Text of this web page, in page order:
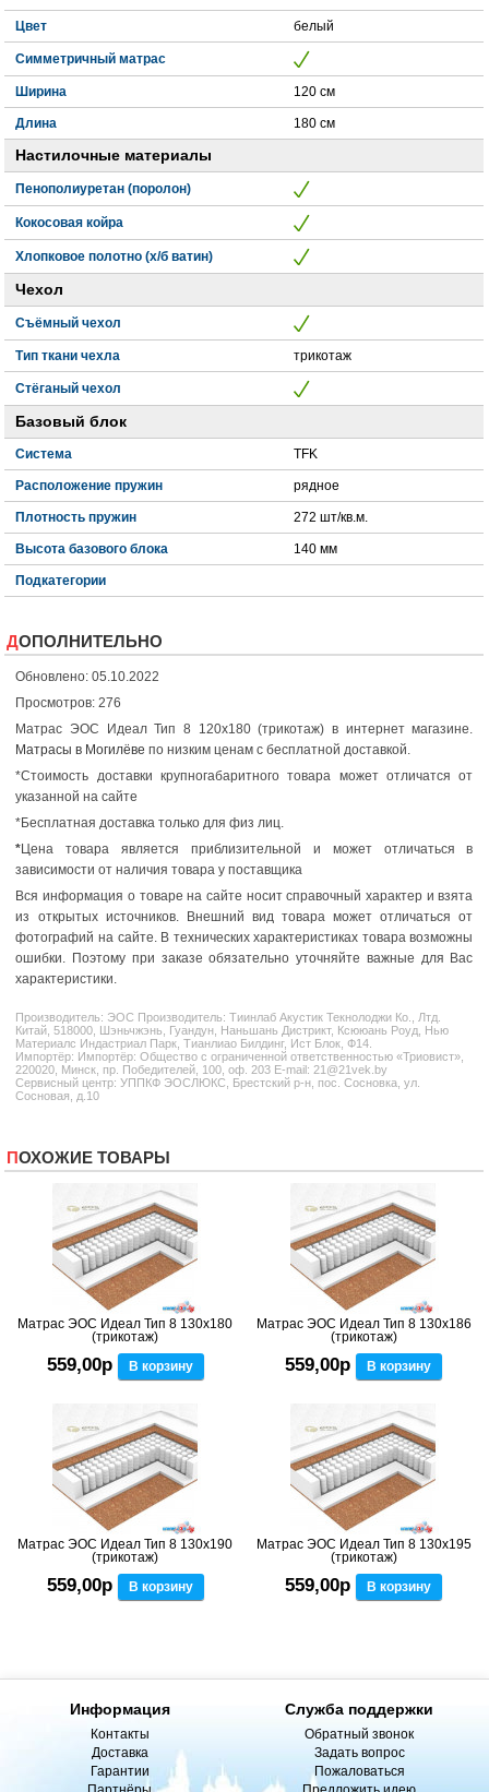
Цвет белый
Симметричный матрас
Ширина 120 см
Длина 180 см
Настилочные материалы
Пенополиуретан (поролон)
Кокосовая койра
Хлопковое полотно (х/б ватин)
Чехол
Съёмный чехол
Тип ткани чехла трикотаж
Стёганый чехол
Базовый блок
Система TFK
Расположение пружин рядное
Плотность пружин 272 шт/кв.м.
Высота базового блока 140 мм
Подкатегории
ДОПОЛНИТЕЛЬНО
Обновлено: 05.10.2022
Просмотров: 276
Матрас ЭОС Идеал Тип 8 120x180 (трикотаж) в интернет магазине.
Матрасы в Могилёве по низким ценам с бесплатной доставкой.
*Стоимость доставки крупногабаритного товара может отличатся от
указанной на сайте
*Бесплатная доставка только для физ лиц.
*Цена товара является приблизительной и может отличаться в
зависимости от наличия товара у поставщика
Вся информация о товаре на сайте носит справочный характер и взята
из открытых источников. Внешний вид товара может отличаться от
фотографий на сайте. В технических характеристиках товара возможны
ошибки. Поэтому при заказе обязательно уточняйте важные для Вас
характеристики.
Производитель: ЭОС Производитель: Тиинлаб Акустик Текнолоджи Ко., Лтд.
Китай, 518000, Шэньчжэнь, Гуандун, Наньшань Дистрикт, Ксююань Роуд, Нью
Материалс Индастриал Парк, Тианлиао Билдинг, Ист Блок, Ф14.
Импортёр: Импортёр: Общество с ограниченной ответственностью «Триовист»,
220020, Минск, пр. Победителей, 100, оф. 203 E-mail: 21@21vek.by
Сервисный центр: УППКФ ЭОСЛЮКС, Брестский р-н, пос. Сосновка, ул.
Сосновая, д.10
ПОХОЖИЕ ТОВАРЫ
Матрас ЭОС Идеал Тип 8 130x180
(трикотаж)
559,00р В корзину
Матрас ЭОС Идеал Тип 8 130x186
(трикотаж)
559,00р В корзину
Матрас ЭОС Идеал Тип 8 130x190
(трикотаж)
559,00р В корзину
Матрас ЭОС Идеал Тип 8 130x195
(трикотаж)
559,00р В корзину
Информация
Контакты
Доставка
Гарантии
Служба поддержки
Обратный звонок
Задать вопрос
Пожаловаться